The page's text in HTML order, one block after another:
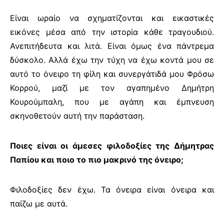
Είναι ωραίο να σχηματίζονται και εικαστικές
εικόνες μέσα από την ιστορία κάθε τραγουδιού.
Ανεπιτήδευτα και λιτά. Είναι όμως ένα πάντρεμα
δύσκολο. Αλλά έχω την τύχη να έχω κοντά μου σε
αυτό το όνειρο τη φίλη και συνεργάτιδά μου Φρόσω
Κορρού, μαζί με τον αγαπημένο Δημήτρη
Κουρούμπαλη, που με αγάπη και έμπνευση
σκηνοθετούν αυτή την παράσταση.
Ποιες είναι οι άμεσες φιλοδοξίες της Δήμητρας
Παπίου και ποιο το πιο μακρινό της όνειρο;
Φιλοδοξίες δεν έχω. Τα όνειρα είναι όνειρα και
παίζω με αυτά.